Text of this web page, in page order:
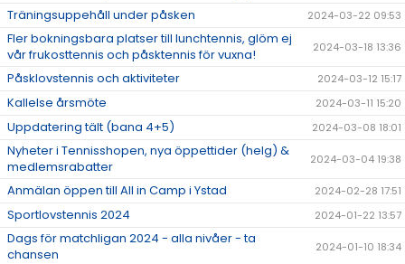
Träningsuppehåll under påsken 2024-03-22 09:53
Fler bokningsbara platser till lunchtennis, glöm ej
vår frukosttennis och påsktennis för vuxna!
2024-03-18 13:36
Påsklovstennis och aktiviteter 2024-03-12 15:17
Kallelse årsmöte 2024-03-11 15:20
Uppdatering tält (bana 4+5) 2024-03-08 18:01
Nyheter i Tennisshopen, nya öppettider (helg) &
medlemsrabatter
2024-03-04 19:38
Anmälan öppen till All in Camp i Ystad 2024-02-28 17:51
Sportlovstennis 2024 2024-01-22 13:57
Dags för matchligan 2024 - alla nivåer - ta
chansen
2024-01-10 18:34